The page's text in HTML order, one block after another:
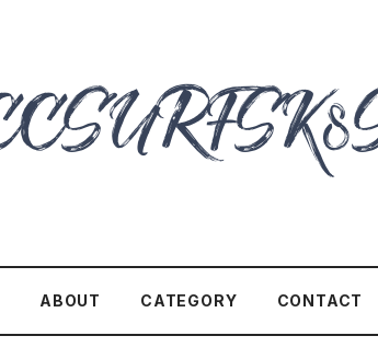
ABOUT CATEGORY CONTACT